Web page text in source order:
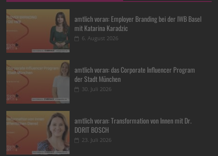
amtlich voran: Employer Branding bei der IWB Basel
mit Katarina Karadzic
6. August 2026
amtlich voran: das Corporate Influencer Program
der Stadt München
30. Juli 2026
amtlich voran: Transformation von Innen mit Dr.
DORIT BOSCH
23. Juli 2026